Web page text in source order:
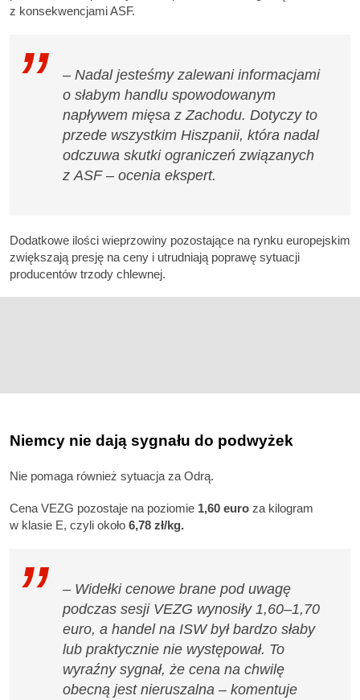
z konsekwencjami ASF.
– Nadal jesteśmy zalewani informacjami
o słabym handlu spowodowanym
napływem mięsa z Zachodu. Dotyczy to
przede wszystkim Hiszpanii, która nadal
odczuwa skutki ograniczeń związanych
z ASF – ocenia ekspert.
Dodatkowe ilości wieprzowiny pozostające na rynku europejskim
zwiększają presję na ceny i utrudniają poprawę sytuacji
producentów trzody chlewnej.
Niemcy nie dają sygnału do podwyżek
Nie pomaga również sytuacja za Odrą.
Cena VEZG pozostaje na poziomie 1,60 euro za kilogram
w klasie E, czyli około 6,78 zł/kg.
– Widełki cenowe brane pod uwagę
podczas sesji VEZG wynosiły 1,60–1,70
euro, a handel na ISW był bardzo słaby
lub praktycznie nie występował. To
wyraźny sygnał, że cena na chwilę
obecną jest nieruszalna – komentuje